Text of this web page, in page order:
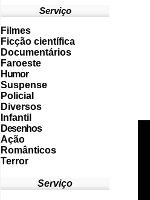
Serviço
Filmes
Ficção científica
Documentários
Faroeste
Humor
Suspense
Policial
Diversos
Infantil
Desenhos
Ação
Românticos
Terror
Serviço